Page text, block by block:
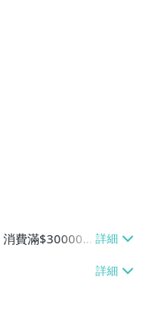
費滿$30000